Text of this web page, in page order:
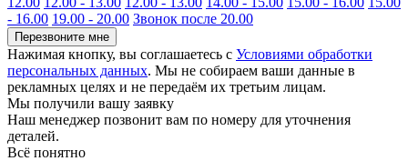
- 16.00 19.00 - 20.00 Звонок после 20.00
Перезвоните мне
Нажимая кнопку, вы соглашаетесь с Условиями обработки
персональных данных. Мы не собираем ваши данные в
рекламных целях и не передаём их третьим лицам.
Мы получили вашу заявку
Наш менеджер позвонит вам по номеру для уточнения
деталей.
Всё понятно